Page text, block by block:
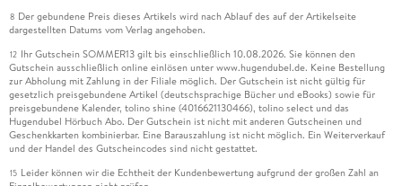
8 Der gebundene Preis dieses Artikels wird nach Ablauf des auf der Artikelseite
dargestellten Datums vom Verlag angehoben.
12 Ihr Gutschein SOMMER13 gilt bis einschließlich 10.08.2026. Sie können den
Gutschein ausschließlich online einlösen unter www.hugendubel.de. Keine Bestellung
zur Abholung mit Zahlung in der Filiale möglich. Der Gutschein ist nicht gültig für
gesetzlich preisgebundene Artikel (deutschsprachige Bücher und eBooks) sowie für
preisgebundene Kalender, tolino shine (4016621130466), tolino select und das
Hugendubel Hörbuch Abo. Der Gutschein ist nicht mit anderen Gutscheinen und
Geschenkkarten kombinierbar. Eine Barauszahlung ist nicht möglich. Ein Weiterverkauf
und der Handel des Gutscheincodes sind nicht gestattet.
15 Leider können wir die Echtheit der Kundenbewertung aufgrund der großen Zahl an